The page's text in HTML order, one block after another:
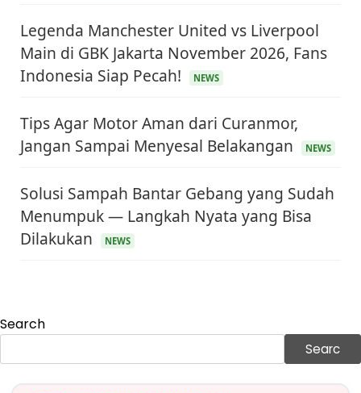
Legenda Manchester United vs Liverpool
Main di GBK Jakarta November 2026, Fans
Indonesia Siap Pecah!
NEWS
Tips Agar Motor Aman dari Curanmor,
Jangan Sampai Menyesal Belakangan
NEWS
Solusi Sampah Bantar Gebang yang Sudah
Menumpuk — Langkah Nyata yang Bisa
Dilakukan
NEWS
Search
Searc
GAYA HIDUP
Sinopsis Film Marauders, Misteri Perampokan